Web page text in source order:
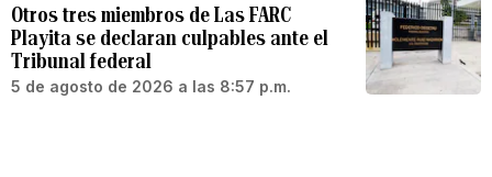
Otros tres miembros de Las FARC
Playita se declaran culpables ante el
Tribunal federal
5 de agosto de 2026 a las 8:57 p.m.